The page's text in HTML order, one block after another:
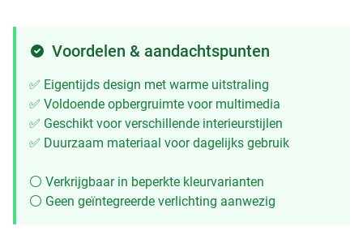
Voordelen & aandachtspunten
✅ Eigentijds design met warme uitstraling
✅ Voldoende opbergruimte voor multimedia
✅ Geschikt voor verschillende interieurstijlen
✅ Duurzaam materiaal voor dagelijks gebruik
⚪ Verkrijgbaar in beperkte kleurvarianten
⚪ Geen geïntegreerde verlichting aanwezig